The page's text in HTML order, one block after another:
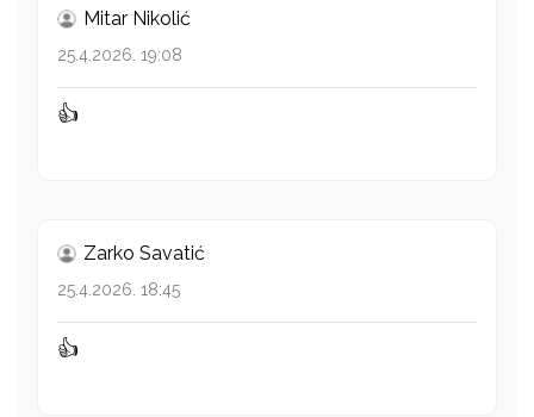
Mitar Nikolić
25.4.2026. 19:08
👍
Zarko Savatić
25.4.2026. 18:45
👍